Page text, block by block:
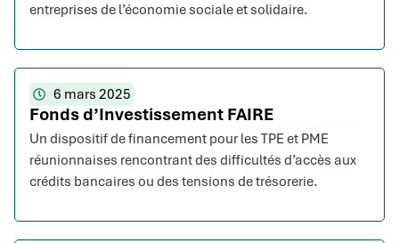
entreprises de l’économie sociale et solidaire.
6 mars 2025
Fonds d’Investissement FAIRE
Un dispositif de financement pour les TPE et PME
réunionnaises rencontrant des difficultés d’accès aux
crédits bancaires ou des tensions de trésorerie.